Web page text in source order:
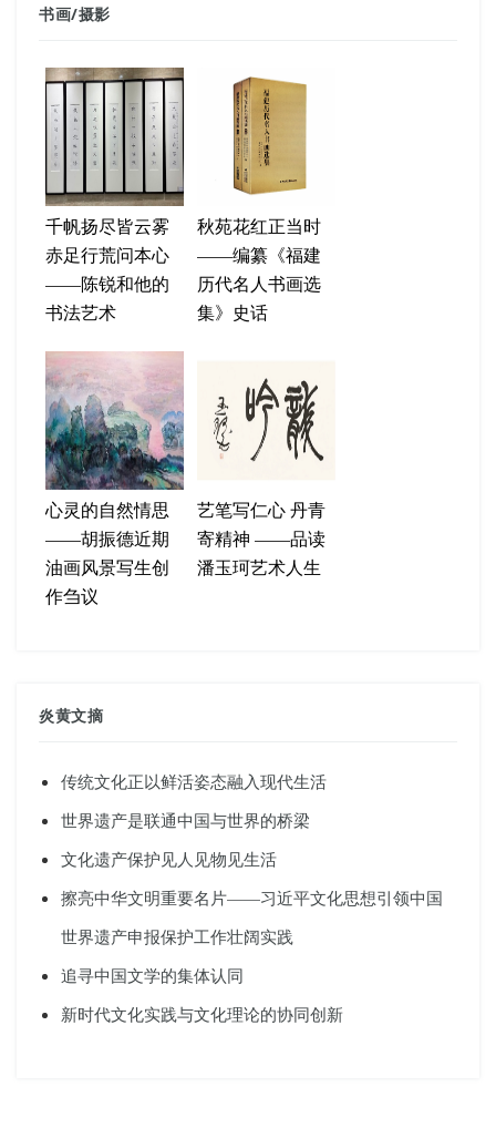
书画/摄影
千帆扬尽皆云雾
赤足行荒问本心
——陈锐和他的
书法艺术
秋苑花红正当时
——编纂《福建
历代名人书画选
集》史话
心灵的自然情思
——胡振德近期
油画风景写生创
作刍议
艺笔写仁心 丹青
寄精神 ——品读
潘玉珂艺术人生
炎黄文摘
传统文化正以鲜活姿态融入现代生活
世界遗产是联通中国与世界的桥梁
文化遗产保护见人见物见生活
擦亮中华文明重要名片——习近平文化思想引领中国
世界遗产申报保护工作壮阔实践
追寻中国文学的集体认同
新时代文化实践与文化理论的协同创新